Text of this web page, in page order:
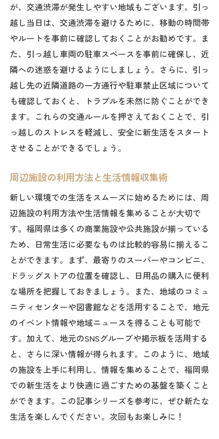
が、交通渋滞が発生しやすい地域もございます。引っ
越し当日は、交通渋滞を避けるために、移動の時間帯
やルートを事前に確認しておくことがお勧めです。ま
た、引っ越し車両の駐車スペースを事前に確保し、近
隣への迷惑を避けるようにしましょう。さらに、引っ
越し先の近隣道路の一方通行や駐車禁止区域について
も確認しておくと、トラブルを未然に防ぐことができ
ます。これらの交通ルールを押さえておくことで、引
っ越しのストレスを軽減し、安全に新生活をスタート
させることができるでしょう。
周辺施設の利用方法と生活情報収集術
新しい環境での生活をスムーズに始めるためには、周
辺施設の利用方法や生活情報を集めることが大切で
す。福岡県は多くの商業施設や公共施設が揃っている
ため、日常生活に必要なものは比較的容易に揃えるこ
とができます。まず、最寄りのスーパーやコンビニ、
ドラッグストアの位置を確認し、日用品の購入に便利
な場所を把握しておきましょう。また、地域のコミュ
ニティセンターや図書館などを活用することで、地元
のイベント情報や地域ニュースを得ることも可能で
す。加えて、地元のSNSグループや掲示板を活用する
と、さらに深い情報が得られます。このように、地域
の施設を上手に利用し、情報を集めることで、福岡県
での新生活をより快適に過ごすための基盤を築くこと
ができます。この記事シリーズを参考に、ぜひ新たな
生活を楽しんでください。次回もお楽しみに！